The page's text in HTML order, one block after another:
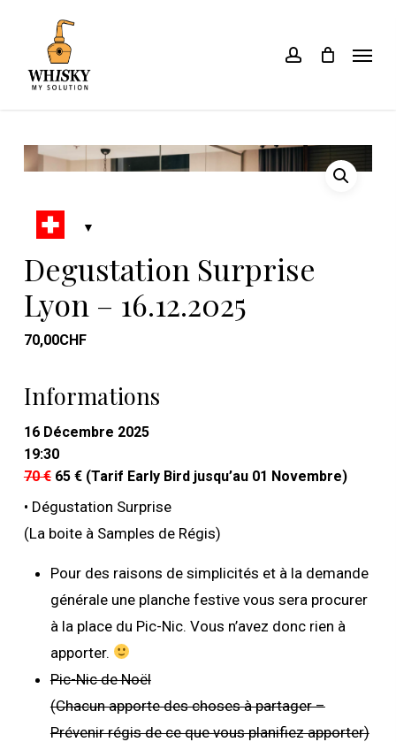
main
content
Degustation Surprise
Lyon – 16.12.2025
70,00CHF
Informations
16 Décembre 2025
19:30
70 €65 € (Tarif Early Bird jusqu’au 01 Novembre)
• Dégustation Surprise
(La boite à Samples de Régis)
Pour des raisons de simplicités et à la demande
générale une planche festive vous sera procurer
à la place du Pic-Nic. Vous n’avez donc rien à
apporter.
Pic-Nic de Noël
(Chacun apporte des choses à partager –
Prévenir régis de ce que vous planifiez apporter)